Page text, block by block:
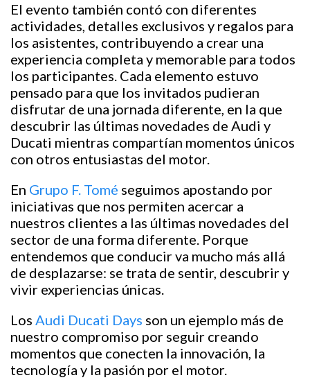
El evento también contó con diferentes
actividades, detalles exclusivos y regalos para
los asistentes, contribuyendo a crear una
experiencia completa y memorable para todos
los participantes. Cada elemento estuvo
pensado para que los invitados pudieran
disfrutar de una jornada diferente, en la que
descubrir las últimas novedades de Audi y
Ducati mientras compartían momentos únicos
con otros entusiastas del motor.
En Grupo F. Tomé seguimos apostando por
iniciativas que nos permiten acercar a
nuestros clientes a las últimas novedades del
sector de una forma diferente. Porque
entendemos que conducir va mucho más allá
de desplazarse: se trata de sentir, descubrir y
vivir experiencias únicas.
Los Audi Ducati Days son un ejemplo más de
nuestro compromiso por seguir creando
momentos que conecten la innovación, la
tecnología y la pasión por el motor.